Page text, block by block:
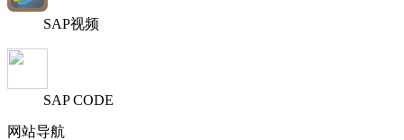
SAP视频
SAP CODE
网站导航